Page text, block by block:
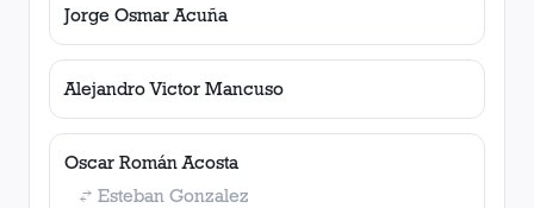
Jorge Osmar Acuña
Alejandro Victor Mancuso
Oscar Román Acosta
Esteban Gonzalez